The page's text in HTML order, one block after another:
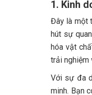
1. Kinh
Đây là một
hút sự
hóa vật
trải nghiệm
Với sự đa
minh. Bạn